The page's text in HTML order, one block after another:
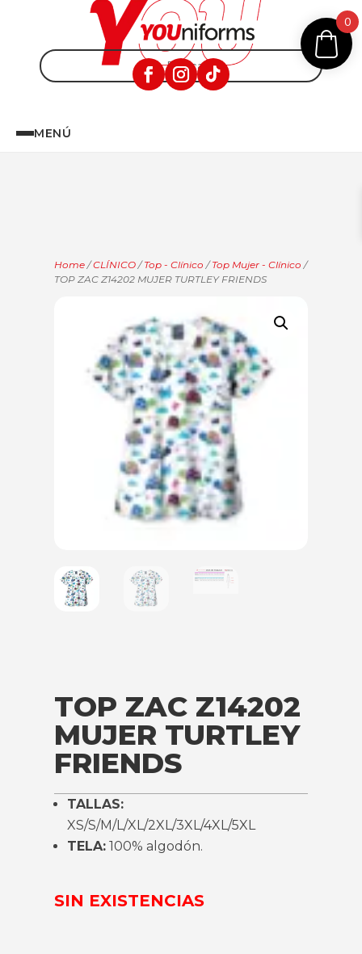
MENÚ
Home /CLÍNICO /Top - Clínico /Top Mujer - Clínico /
TOP ZAC Z14202 MUJER TURTLEY FRIENDS
TOP ZAC Z14202
MUJER TURTLEY
FRIENDS
TALLAS:
XS/S/M/L/XL/2XL/3XL/4XL/5XL
TELA: 100% algodón.
SIN EXISTENCIAS
0